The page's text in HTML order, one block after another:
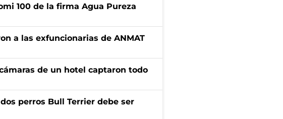
100 de la firma Agua Pureza
a las exfuncionarias de ANMAT
de un hotel captaron todo
perros Bull Terrier debe ser